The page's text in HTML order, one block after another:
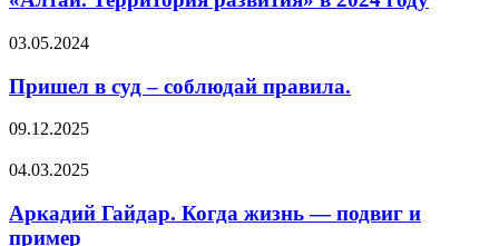
03.05.2024
Пришел в суд – соблюдай правила.
09.12.2025
04.03.2025
Аркадий Гайдар. Когда жизнь — подвиг и
пример